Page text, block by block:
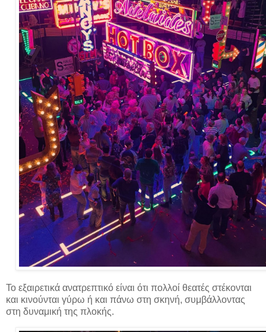
Το εξαιρετικά ανατρεπτικό είναι ότι πολλοί θεατές στέκονται
και κινούνται γύρω ή και πάνω στη σκηνή, συμβάλλοντας
στη δυναμική της πλοκής.